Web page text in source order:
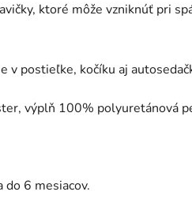
ktoré môže vzniknúť pri
v postieľke, kočíku aj
výplň 100% polyuretánová
6 mesiacov.